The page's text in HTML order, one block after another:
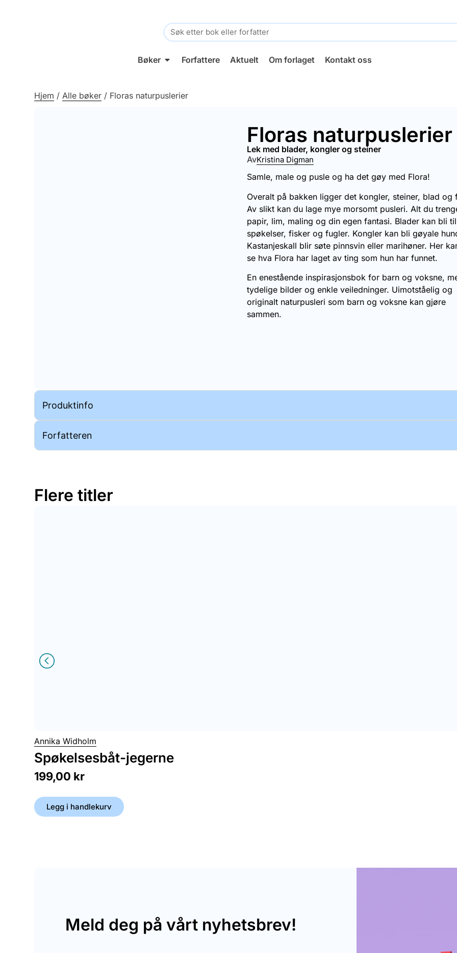
Search
for:
Bøker Forfattere Aktuelt Om forlaget Kontakt oss
Hjem /Alle bøker / Floras naturpuslerier
Floras naturpuslerier
lek med blader, kongler og steiner
AvKristina Digman
Samle, male og pusle og ha det gøy med Flora!
Overalt på bakken ligger det kongler, steiner, blad og
Av slikt kan du lage mye morsomt pusleri. Alt du
papir, lim, maling og din egen fantasi. Blader kan bli til
spøkelser, fisker og fugler. Kongler kan bli gøyale
Kastanjeskall blir søte pinnsvin eller marihøner. Her
se hva Flora har laget av ting som hun har funnet.
En enestående inspirasjonsbok for barn og voksne,
tydelige bilder og enkle veiledninger. Uimotståelig og
originalt naturpusleri som barn og voksne kan gjøre
sammen.
Produktinfo
Forfatteren
Flere titler
Annika Widholm
Spøkelsesbåt-jegerne
199,00 kr
Legg i handlekurv
Meld deg på vårt nyhetsbrev!